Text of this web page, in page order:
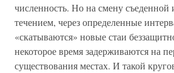
численность. Но на смену съеденной
течением, через определенные
«скатываются» новые стаи
некоторое время задерживаются на
существования местах. И такой